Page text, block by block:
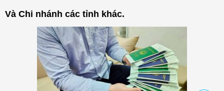
Và Chi nhánh các tỉnh khác.